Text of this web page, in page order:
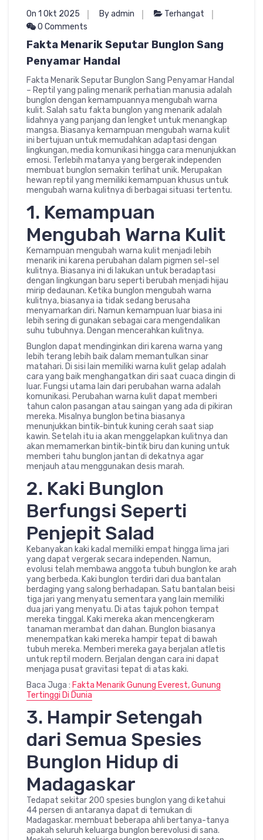
On 1 Okt 2025 By admin
Terhangat
0 Comments
Fakta Menarik Seputar Bunglon Sang
Penyamar Handal
Fakta Menarik Seputar Bunglon Sang Penyamar Handal
– Reptil yang paling menarik perhatian manusia adalah
bunglon dengan kemampuannya mengubah warna
kulit. Salah satu fakta bunglon yang menarik adalah
lidahnya yang panjang dan lengket untuk menangkap
mangsa. Biasanya kemampuan mengubah warna kulit
ini bertujuan untuk memudahkan adaptasi dengan
lingkungan, media komunikasi hingga cara menunjukkan
emosi. Terlebih matanya yang bergerak independen
membuat bunglon semakin terlihat unik. Merupakan
hewan reptil yang memiliki kemampuan khusus untuk
mengubah warna kulitnya di berbagai situasi tertentu.
1. Kemampuan
Mengubah Warna Kulit
Kemampuan mengubah warna kulit menjadi lebih
menarik ini karena perubahan dalam pigmen sel-sel
kulitnya. Biasanya ini di lakukan untuk beradaptasi
dengan lingkungan baru seperti berubah menjadi hijau
mirip dedaunan. Ketika bunglon mengubah warna
kulitnya, biasanya ia tidak sedang berusaha
menyamarkan diri. Namun kemampuan luar biasa ini
lebih sering di gunakan sebagai cara mengendalikan
suhu tubuhnya. Dengan mencerahkan kulitnya.
Bunglon dapat mendinginkan diri karena warna yang
lebih terang lebih baik dalam memantulkan sinar
matahari. Di sisi lain memiliki warna kulit gelap adalah
cara yang baik menghangatkan diri saat cuaca dingin di
luar. Fungsi utama lain dari perubahan warna adalah
komunikasi. Perubahan warna kulit dapat memberi
tahun calon pasangan atau saingan yang ada di pikiran
mereka. Misalnya bunglon betina biasanya
menunjukkan bintik-bintuk kuning cerah saat siap
kawin. Setelah itu ia akan menggelapkan kulitnya dan
akan memamerkan bintik-bintik biru dan kuning untuk
memberi tahu bunglon jantan di dekatnya agar
menjauh atau menggunakan desis marah.
2. Kaki Bunglon
Berfungsi Seperti
Penjepit Salad
Kebanyakan kaki kadal memiliki empat hingga lima jari
yang dapat vergerak secara independen. Namun,
evolusi telah membawa anggota tubuh bunglon ke arah
yang berbeda. Kaki bunglon terdiri dari dua bantalan
berdaging yang salong berhadapan. Satu bantalan beisi
tiga jari yang menyatu sementara yang lain memiliki
dua jari yang menyatu. Di atas tajuk pohon tempat
mereka tinggal. Kaki mereka akan mencengkeram
tanaman merambat dan dahan. Bunglon biasanya
menempatkan kaki mereka hampir tepat di bawah
tubuh mereka. Memberi mereka gaya berjalan atletis
untuk reptil modern. Berjalan dengan cara ini dapat
menjaga pusat gravitasi tepat di atas kaki.
Baca Juga : Fakta Menarik Gunung Everest, Gunung
Tertinggi Di Dunia
3. Hampir Setengah
dari Semua Spesies
Bunglon Hidup di
Madagaskar
Tedapat sekitar 200 spesies bunglon yang di ketahui
44 persen di antaranya dapat di temukan di
Madagaskar. membuat beberapa ahli bertanya-tanya
apakah seluruh keluarga bunglon berevolusi di sana.